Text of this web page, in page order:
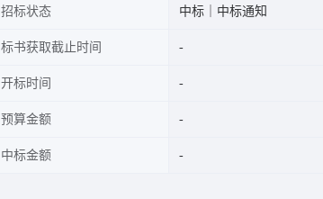
招标状态 中标｜中标通知
标书获取截止时间
开标时间
预算金额
中标金额